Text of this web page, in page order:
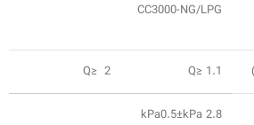
CC3000-NG/LPG
Q≥ 1.1
Q≥ 2
kPa0.5±kPa 2.8